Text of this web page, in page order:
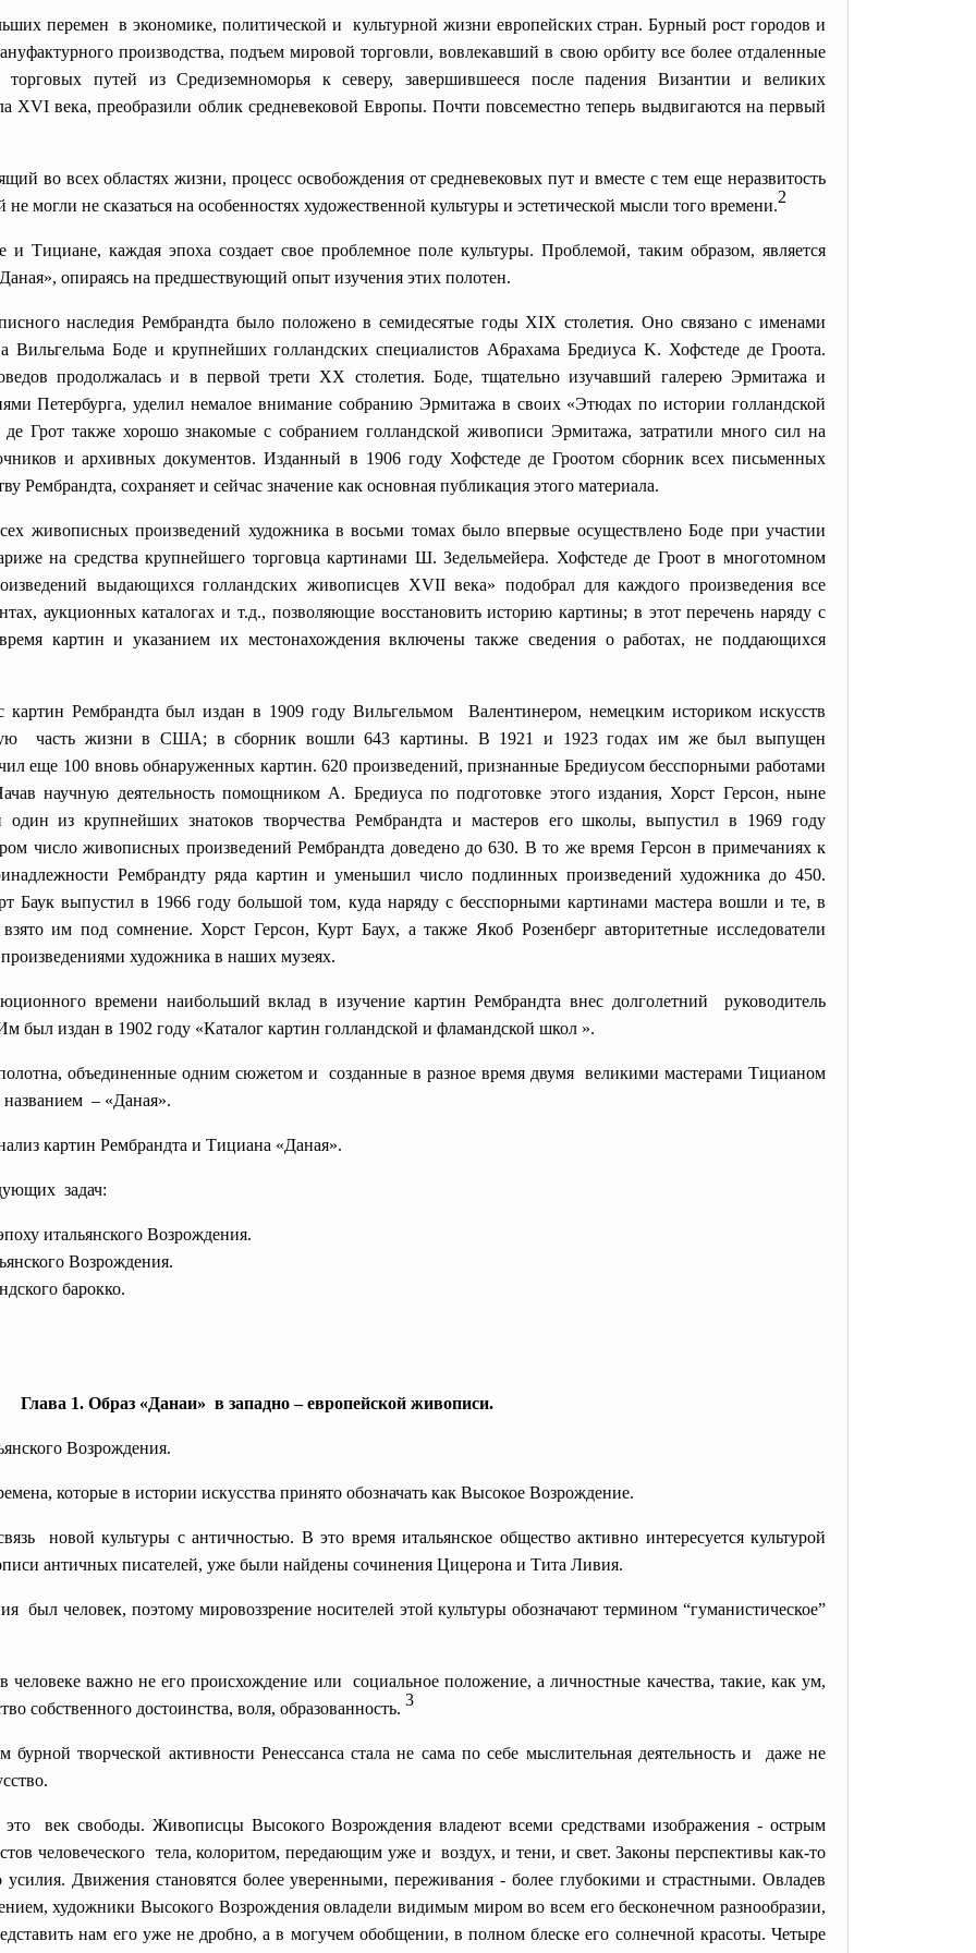
перемен в экономике, политической и культурной жизни европейских стран. Бурный рост городов и
производства, подъем мировой торговли, вовлекавший в свою орбиту все более отдаленные
путей из Средиземноморья к северу, завершившееся после падения Византии и великих
XVI века, преобразили облик средневековой Европы. Почти повсеместно теперь выдвигаются на первый
во всех областях жизни, процесс освобождения от средневековых пут и вместе с тем еще неразвитость
могли не сказаться на особенностях художественной культуры и эстетической мысли того времени.2
Тициане, каждая эпоха создает свое проблемное поле культуры. Проблемой, таким образом, является
опираясь на предшествующий опыт изучения этих полотен.
наследия Рембрандта было положено в семидесятые годы XIX столетия. Оно связано с именами
Вильгельмa Боде и крупнейших голландских специалистов А6рахама Бредиуса K. Хофстеде де Гроота.
продолжалась и в первой трети ХХ столетия. Боде, тщательно изучавший галерею Эрмитажа и
Петербурга, уделил немалое внимание собранию Эрмитажа в своих «Этюдах по истории голландской
Грот также хорошо знакомые с собранием голлaндской живописи Эрмитажа, затрaтили много сил на
и архивных документов. Изданный в 1906 году Хофстеде де Гроотом сборник всех письменных
Рембрандта, сохраняет и сейчас значение как основнaя публикация этого материала.
живописных произведений художника в восьми томах было впервые осуществлено Боде при участии
на средства крупнейшего торговца картинами Ш. Зедельмейера. Хофстеде де Гроот в многотомном
выдающихся голландских живописцев XVII века» подобрал для каждого произведения все
аукционных каталогах и т.д., позволяющие восстановить историю картины; в этот перечень наряду с
картин и указанием их местонахождения включены также сведения о работах, не поддающихся
Рембрандта был издан в 1909 году Вильгельмом Валентинером, немецким историком искусств
чaсть жизни в США; в сборник вошли 643 картины. B 1921 и 1923 годах им же был выпущен
еще 100 вновь обнаруженных картин. 620 произведений, признанные Бредиусом бесспорными работами
научную деятельность помощником A. Бредиуса по подготовке этого издания, Хорст Герсон, ныне
один из крупнейших знатоков творчества Рембрандта и мaстеров его школы, выпустил в 1969 годy
число живописных произведений Рембрандта доведено до 630. B то же время Герсон в примечаниях к
Рембрандту pяда картин и уменьшил число подлинных произведений художника до 450.
Баук выпустил в 1966 году большой том, куда наряду c бесспорными картинами мастера вошли и те, в
им под сомнение. Хорст Герсон, Курт Баух, a также Якоб Розенберг авторитетные исследователи
художника в наших музеях.
времени наибольший вклад в изучение картин Рембрандта внес долголетний руководитель
издан в 1902 году «Каталог картин голландской и фламандской школ ».
объединенные одним сюжетом и созданные в разное время двумя великими мастерами Тицианом
– «Даная».
картин Рембрандта и Тициана «Даная».
задач:
итальянского Возрождения.
Возрождения.
барокко.
Глава 1. Образ «Данаи» в западно – европейской живописи.
Возрождения.
которые в истории искусства принято обозначать как Высокое Возрождение.
новой культуры с античностью. В это время итальянское общество активно интересуется культурой
античных писателей, уже были найдены сочинения Цицерона и Тита Ливия.
был человек, поэтому мировоззрение носителей этой культуры обозначают термином “гуманистическое”
человеке важно не его происхождение или социальное положение, а личностные качества, такие, как ум,
собственного достоинства, воля, образованность. 3
творческой активности Ренессанса стала не сама по себе мыслительная деятельность и даже не
- это век свободы. Живописцы Высокого Возрождения владеют всеми средствами изображения - острым
человеческого тела, колоритом, передающим уже и воздух, и тени, и свет. Законы перспективы как-то
усилия. Движения становятся более уверенными, переживания - более глубокими и страстными. Овладев
художники Высокого Возрождения овладели видимым миром во всем его бесконечном разнообразии,
нам его уже не дробно, а в могучем обобщении, в полном блеске его солнечной красоты. Четыре